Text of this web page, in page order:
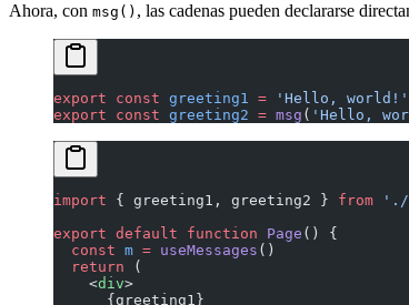
Ahora, con msg() , las cadenas pueden declararse
export const greeting1 = 'Hello, world!'
export const greeting2 = msg ( 'Hello,
import { greeting1, greeting2 } from './
export default function Page () {
  const
m = useMessages ()
  return
(
    <
div>
      {greeting1}